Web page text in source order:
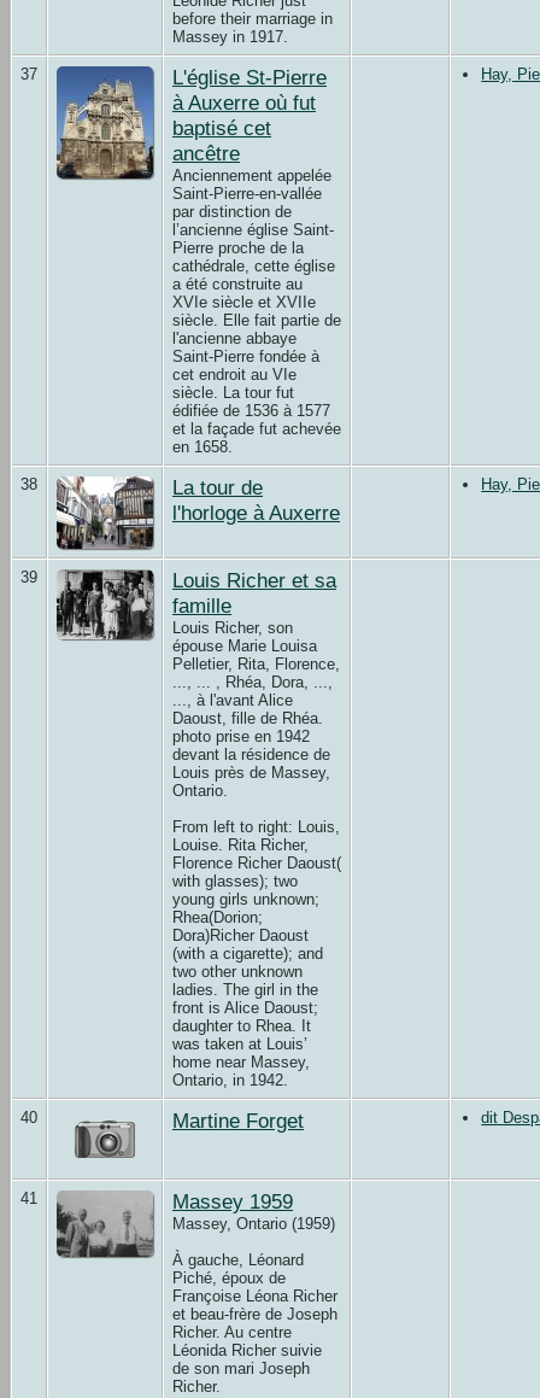
before their marriage in
Massey in 1917.
37
L'église St-Pierre
à Auxerre où fut
baptisé cet
ancêtre
Anciennement appelée
Saint-Pierre-en-vallée
par distinction de
l’ancienne église Saint-
Pierre proche de la
cathédrale, cette église
a été construite au
XVIe siècle et XVIIe
siècle. Elle fait partie de
l'ancienne abbaye
Saint-Pierre fondée à
cet endroit au VIe
siècle. La tour fut
édifiée de 1536 à 1577
et la façade fut achevée
en 1658.
Hay,
38
La tour de
l'horloge à Auxerre
Hay,
39
Louis Richer et sa
famille
Louis Richer, son
épouse Marie Louisa
Pelletier, Rita, Florence,
..., ... , Rhéa, Dora, ...,
..., à l'avant Alice
Daoust, fille de Rhéa.
photo prise en 1942
devant la résidence de
Louis près de Massey,
Ontario.
From left to right: Louis,
Louise. Rita Richer,
Florence Richer Daoust(
with glasses); two
young girls unknown;
Rhea(Dorion;
Dora)Richer Daoust
(with a cigarette); and
two other unknown
ladies. The girl in the
front is Alice Daoust;
daughter to Rhea. It
was taken at Louis’
home near Massey,
Ontario, in 1942.
40 Martine Forget dit
41 Massey 1959
Massey, Ontario (1959)
À gauche, Léonard
Piché, époux de
Françoise Léona Richer
et beau-frère de Joseph
Richer. Au centre
Léonida Richer suivie
de son mari Joseph
Richer.